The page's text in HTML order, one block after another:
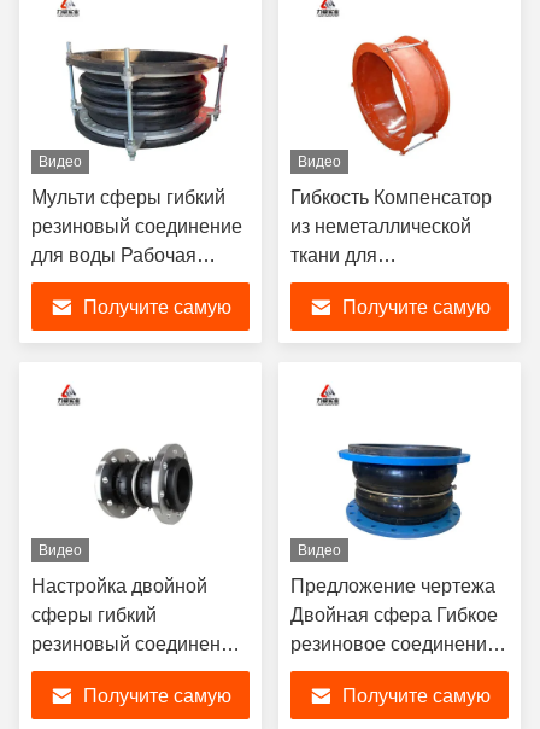
Видео
Мульти сферы гибкий
резиновый соединение
для воды Рабочая
температура -15C-80C
-30C-150C по
доступным ценам
Получите самую
Видео
Гибкость Компенсатор
из неметаллической
ткани для
промышленных газов и
жидкостейПолучите самую
Видео
Настройка двойной
сферы гибкий
резиновый соединение
с углеродной стали
оцинкованный
Получите самую
Видео
Предложение чертежа
Двойная сфера Гибкое
резиновое соединение
с уменьшением шума и
настройкойПолучите самую